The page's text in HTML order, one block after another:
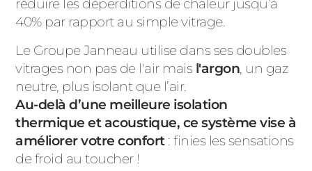
réduire les déperditions de chaleur jusqu’à
40% par rapport au simple vitrage.
Le Groupe Janneau utilise dans ses doubles
vitrages non pas de l'air mais l'argon, un gaz
neutre, plus isolant que l’air.
Au-delà d’une meilleure isolation
thermique et acoustique, ce système vise à
améliorer votre confort: finies les sensations
de froid au toucher !